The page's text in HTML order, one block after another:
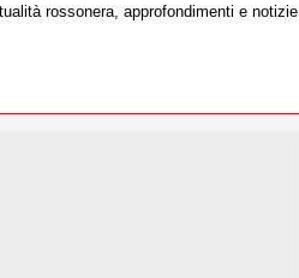
rossonera, approfondimenti e notizie